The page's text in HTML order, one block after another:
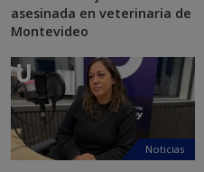
asesinada en veterinaria de
Montevideo
Noticias